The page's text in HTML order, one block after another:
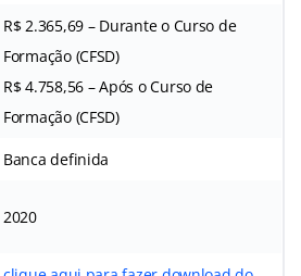
R$ 2.365,69 – Durante o Curso de
Formação (CFSD)
R$ 4.758,56 – Após o Curso de
Formação (CFSD)
Banca definida
2020